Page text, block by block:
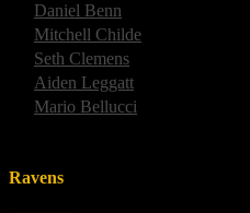
Daniel Benn
Mitchell Childe
Seth Clemens
Aiden Leggatt
Mario Bellucci
Ravens